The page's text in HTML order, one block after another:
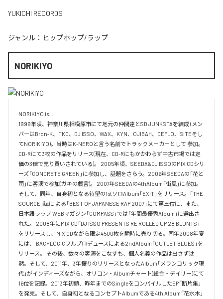
YUKICHI RECORDS
ジャンル： ヒップホップ/ラップ
NORIKIYO
NORIKIYO is...
1999年頃、神奈川県相模原市にて地元の仲間達とSD JUNKSTAを結成 (メン
バーはBron-K、TKC、DJ ISSO、WAX、KYN、OJIBAH、DEFLO、SITEそし
てNORIKIYO)。当時はK-NEROと言う名前でトラックメーカーとして 参加。
CD-Rにて3枚の作品をリリース(現在、CD-Rにもかかわらず中古市場では定
価の3倍で売り買いされている)。 2005年頃、SEEDA&DJ ISSOのMIX CDシリ
ーズ「CONCRETE GREEN」に参加し、話題をさらう。2006年SEEDAの「花と
雨」に客演で参加(ガキの戯言)。 2007年SEEDAの4thAlbum「街風」に参加。
そして、同年、自身初となる待望の1stソロAlbum「EXIT」をリリース。「THE
SOURCE」誌に よる「BEST OF JAPANESE RAP 2007」にて第三位に、また、
日本語ラップ WEBマガジン「COMPASS」では「年間最優秀Album」に選出さ
れた。 2008年にMIX CD「DJ ISSO PRESENTS RE ROLLED UP 28 BLUNTS」
をリリースし、MIX CDながら限定4500枚を瞬時に売り切る。同年2008年夏
には、 BACHLOGICフルプロデュースによる2ndAlbum「OUTLET BLUES」を
リリース。 その後、数々の客演をこなすも、個人名義の作品は出さず沈
黙。そして、2011年、3年振りのリリースとなったAlbum「メランコリック現
代」がインディーズながら、オリコン・Albumチャート(総合・デイリー)にて
16位を記録。2013年初頭、昨年までのSingleをコンパイルしたEP「断片集」
を発売。そして、自身初となるコンセプトAlbumである4th Album「花水木」